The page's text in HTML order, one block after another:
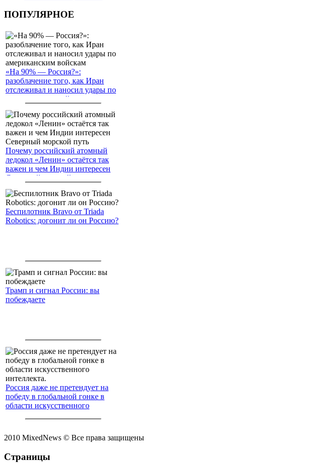
ПОПУЛЯРНОЕ
«На 90% — Россия?»:
разоблачение того, как Иран
отслеживал и наносил удары по
американским войскам
Почему российский атомный
ледокол «Ленин» остаётся так
важен и чем Индии интересен
Северный морской путь
Беспилотник Bravo от Triada
Robotics: догонит ли он Россию?
Трамп и сигнал России: вы
побеждаете
Россия даже не претендует на
победу в глобальной гонке в
области искусственного
2010 MixedNews © Все права защищены
Страницы